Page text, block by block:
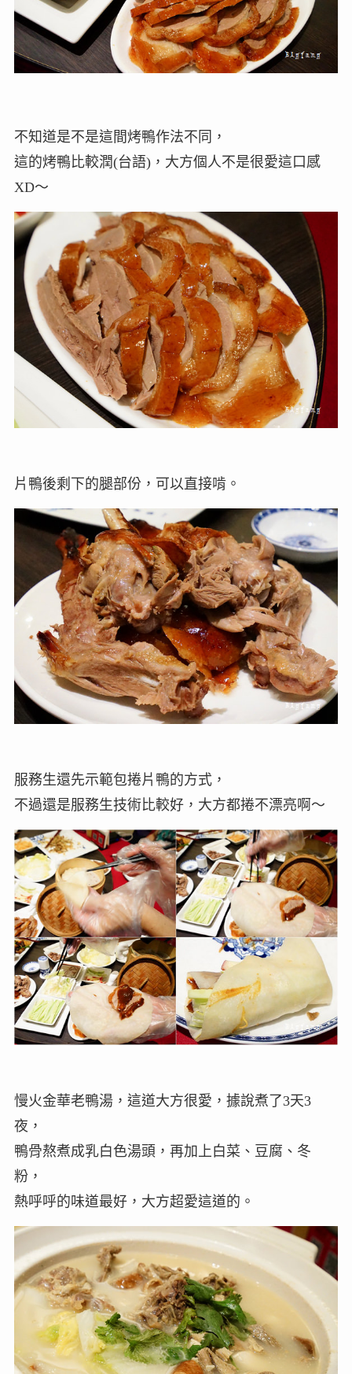
不知道是不是這間烤鴨作法不同，
這的烤鴨比較潤(台語)，大方個人不是很愛這口感
XD～
片鴨後剩下的腿部份，可以直接啃。
服務生還先示範包捲片鴨的方式，
不過還是服務生技術比較好，大方都捲不漂亮啊～
慢火金華老鴨湯，這道大方很愛，據說煮了3天3
夜，
鴨骨熬煮成乳白色湯頭，再加上白菜、豆腐、冬
粉，
熱呼呼的味道最好，大方超愛這道的。